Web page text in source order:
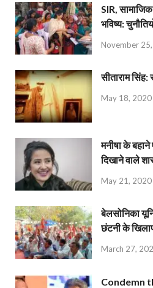
SIR,
भविष्य:
November
सीताराम
May 18, 2020
मनीषा के
दिखाने वाले
May 21, 2020
बेलसोनिका
छंटनी के
March 27,
Condemn